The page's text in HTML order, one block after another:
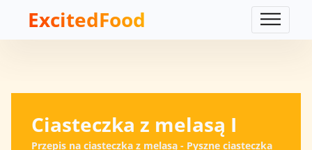
ExcitedFood
Ciasteczka z melasą I
Przepis na ciasteczka z melasą - Pyszne ciasteczka